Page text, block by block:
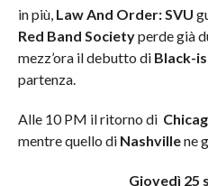
in più, Law And Order: SVU
Red Band Societyperde già
mezz’ora il debutto di Black-
partenza.
Alle 10 PM il ritorno di
mentre quello di Nashvillene
Giovedì 25